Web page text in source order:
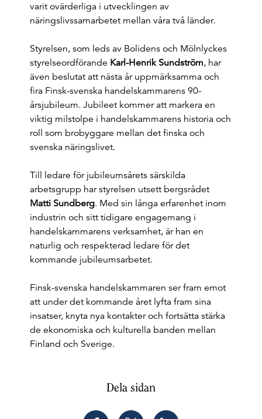
varit ovärderliga i utvecklingen av
näringslivssamarbetet mellan våra två länder.
Styrelsen, som leds av Bolidens och Mölnlyckes
styrelseordförande Karl-Henrik Sundström, har
även beslutat att nästa år uppmärksamma och
fira Finsk-svenska handelskammarens 90-
årsjubileum. Jubileet kommer att markera en
viktig milstolpe i handelskammarens historia och
roll som brobyggare mellan det finska och
svenska näringslivet.
Till ledare för jubileumsårets särskilda
arbetsgrupp har styrelsen utsett bergsrådet
Matti Sundberg. Med sin långa erfarenhet inom
industrin och sitt tidigare engagemang i
handelskammarens verksamhet, är han en
naturlig och respekterad ledare för det
kommande jubileumsarbetet.
Finsk-svenska handelskammaren ser fram emot
att under det kommande året lyfta fram sina
insatser, knyta nya kontakter och fortsätta stärka
de ekonomiska och kulturella banden mellan
Finland och Sverige.
Dela sidan